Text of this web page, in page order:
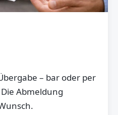
– bar oder per
Abmeldung